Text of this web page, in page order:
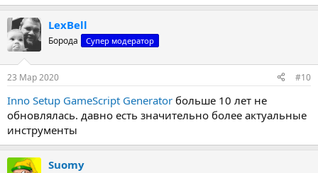
LexBell
Борода Супер модератор
23 Мар 2020 #10
Inno Setup GameScript Generator больше 10 лет не
обновлялась. давно есть значительно более актуальные
инструменты
Suomy